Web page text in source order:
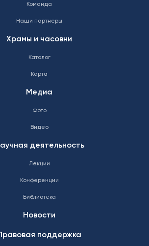
Команда
Наши партнеры
Храмы и часовни
Каталог
Карта
Медиа
Фото
Видео
деятельность
Лекции
Конференции
Библиотека
Новости
поддержка